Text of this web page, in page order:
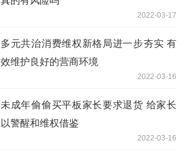
2022-03-17
多元共治消费维权新格局进一步夯实 有
效维护良好的营商环境
2022-03-16
未成年偷偷买平板家长要求退货 给家长
以警醒和维权借鉴
2022-03-16